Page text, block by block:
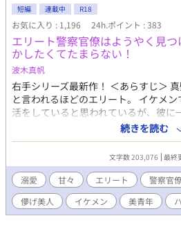
短編 連載中 R18
お気に入り : 1,196 24h.ポイント : 383
エリート警察官僚はようやく見
かしたくてたまらない！
波木真帆
右手シリーズ最新作！ ＜あらすじ＞
と言われるほどのエリート。 イケメ
活をしていると思われているが、彼に
る存在。高校・大学時代の友人たちが
ているのが羨ましくて仕方がない。
出会えるはずと期待しつつももう40
が、ある事件で出会った久代要を見
ない感情が湧き上がる。 彼が運命の相
彼を囲い込む。 イケメンエリート警察
チャラブハッピーエンド小説です。 シ
お楽しみにいただけます。 R18には※
続きを読む
文字数 203,076 最終
溺愛 甘々 エリート 警察官
儚げ美人
イケメン 美青年